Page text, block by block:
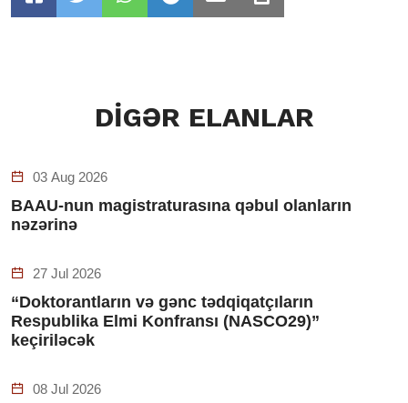
DİGƏR ELANLAR
03 Aug 2026
BAAU-nun magistraturasına qəbul olanların
nəzərinə
27 Jul 2026
“Doktorantların və gənc tədqiqatçıların
Respublika Elmi Konfransı (NASCO29)”
keçiriləcək
08 Jul 2026